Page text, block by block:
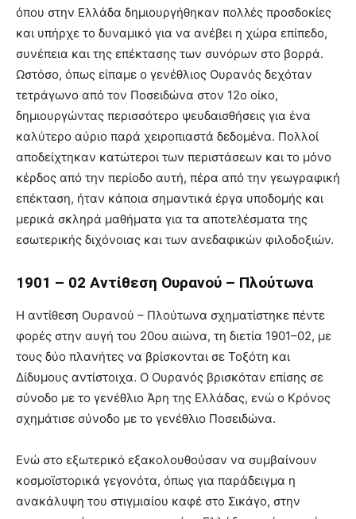
όπου στην Ελλάδα δημιουργήθηκαν πολλές προσδοκίες
και υπήρχε το δυναμικό για να ανέβει η χώρα επίπεδο,
συνέπεια και της επέκτασης των συνόρων στο βορρά.
Ωστόσο, όπως είπαμε ο γενέθλιος Ουρανός δεχόταν
τετράγωνο από τον Ποσειδώνα στον 12ο οίκο,
δημιουργώντας περισσότερο ψευδαισθήσεις για ένα
καλύτερο αύριο παρά χειροπιαστά δεδομένα. Πολλοί
αποδείχτηκαν κατώτεροι των περιστάσεων και το μόνο
κέρδος από την περίοδο αυτή, πέρα από την γεωγραφική
επέκταση, ήταν κάποια σημαντικά έργα υποδομής και
μερικά σκληρά μαθήματα για τα αποτελέσματα της
εσωτερικής διχόνοιας και των ανεδαφικών φιλοδοξιών.
1901 – 02 Αντίθεση Ουρανού – Πλούτωνα
Η αντίθεση Ουρανού – Πλούτωνα σχηματίστηκε πέντε
φορές στην αυγή του 20ου αιώνα, τη διετία 1901–02, με
τους δύο πλανήτες να βρίσκονται σε Τοξότη και
Δίδυμους αντίστοιχα. Ο Ουρανός βρισκόταν επίσης σε
σύνοδο με το γενέθλιο Άρη της Ελλάδας, ενώ ο Κρόνος
σχημάτισε σύνοδο με το γενέθλιο Ποσειδώνα.
Ενώ στο εξωτερικό εξακολουθούσαν να συμβαίνουν
κοσμοϊστορικά γεγονότα, όπως για παράδειγμα η
ανακάλυψη του στιγμιαίου καφέ στο Σικάγο, στην